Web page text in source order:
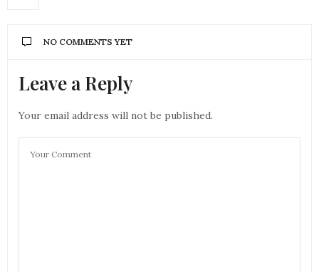
NO COMMENTS YET
Leave a Reply
Your email address will not be published.